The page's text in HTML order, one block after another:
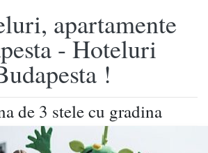
apartamente
- Hoteluri
!
de 3 stele cu gradina